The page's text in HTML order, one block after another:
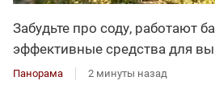
Забудьте про соду, работают
эффективные средства для
Панорама 2 минуты назад